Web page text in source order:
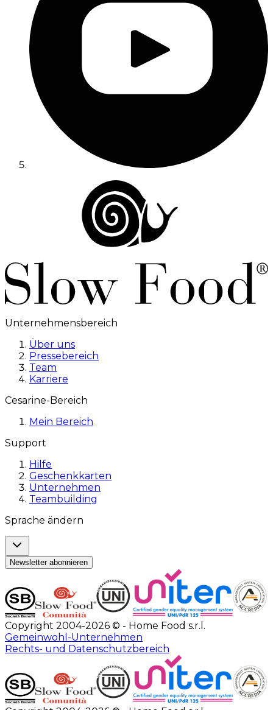
Unternehmensbereich
Über uns
Pressebereich
Team
Karriere
Cesarine-Bereich
Mein Bereich
Support
Hilfe
Geschenkkarten
Unternehmen
Teambuilding
Sprache ändern
Newsletter abonnieren
Copyright 2004-2026 © - Home Food s.r.l.
Gemeinwohl-Unternehmen
Rechts- und Datenschutzbereich